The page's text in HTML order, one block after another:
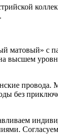
матовый» с
высшем
без